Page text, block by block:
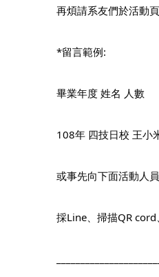
再煩請系友們於活動
*留言範例:
畢業年度 姓名 人數
108年 四技日校 王小
或事先向下面活動人
採Line、掃描QR